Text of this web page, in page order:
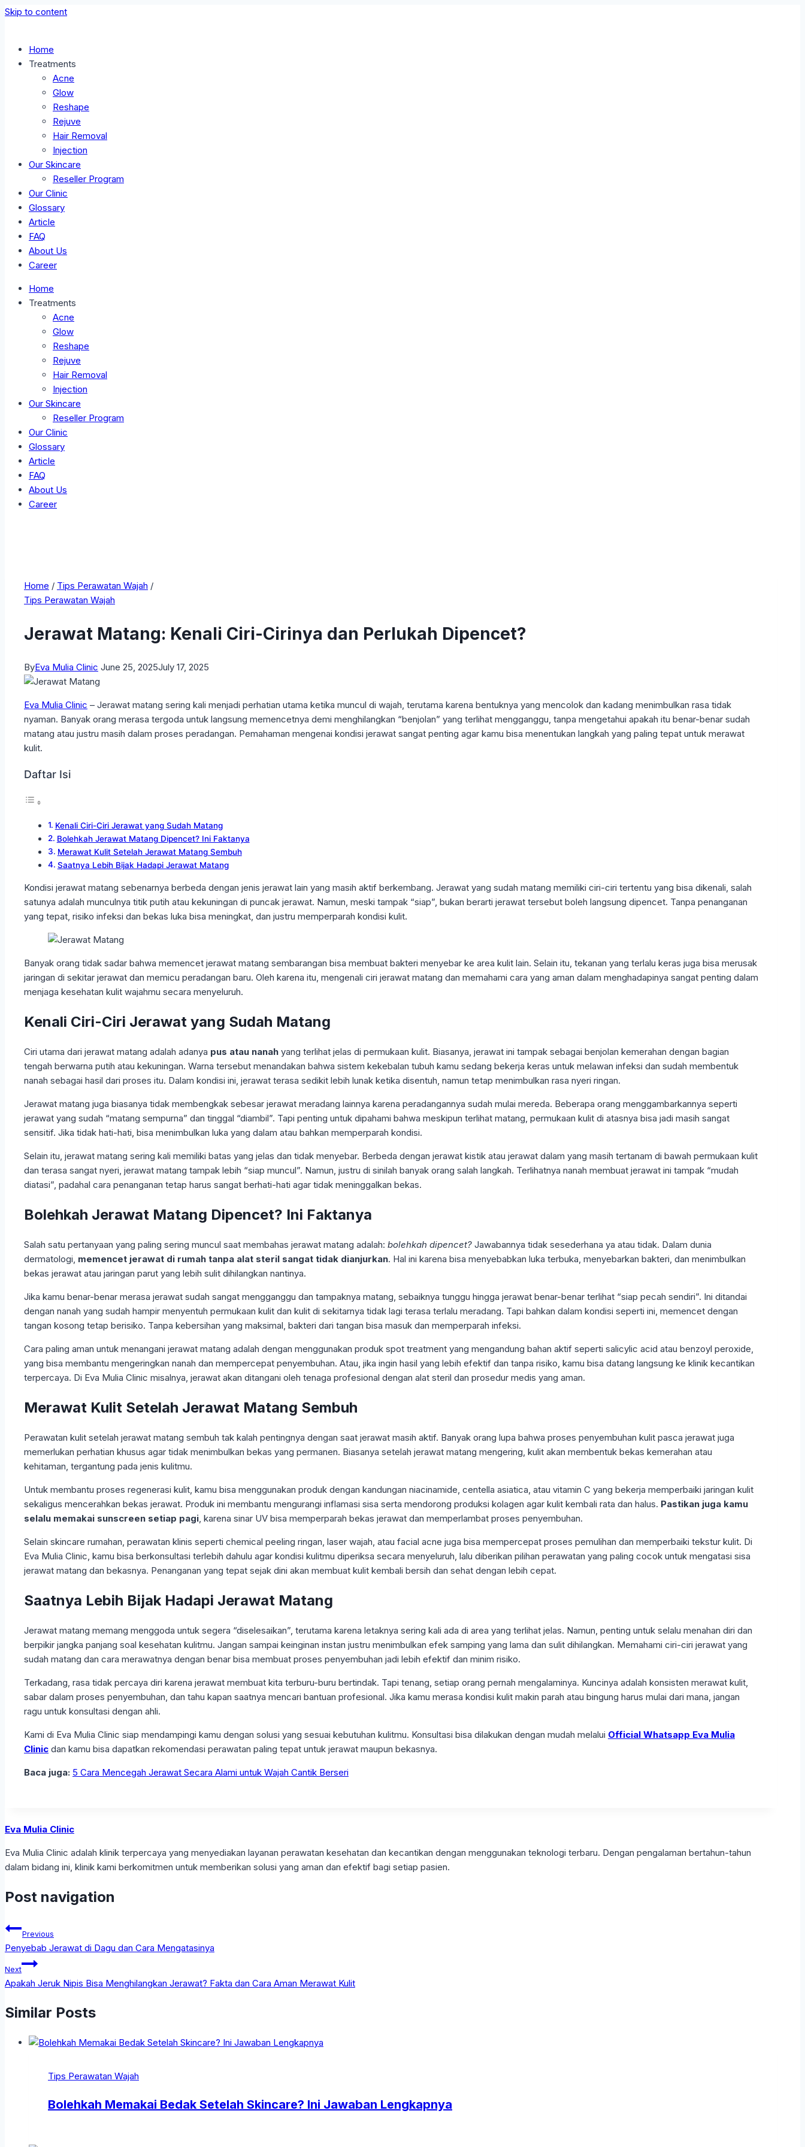
Skip to content
Home
Treatments
Acne
Glow
Reshape
Rejuve
Hair Removal
Injection
Our Skincare
Reseller Program
Our Clinic
Glossary
Article
FAQ
About Us
Career
Home
Treatments
Acne
Glow
Reshape
Rejuve
Hair Removal
Injection
Our Skincare
Reseller Program
Our Clinic
Glossary
Article
FAQ
About Us
Career
Home / Tips Perawatan Wajah /
Tips Perawatan Wajah
Jerawat Matang: Kenali Ciri-Cirinya dan Perlukah Dipencet?
ByEva Mulia Clinic June 25, 2025July 17, 2025
Eva Mulia Clinic – Jerawat matang sering kali menjadi perhatian utama ketika muncul di wajah, terutama karena bentuknya yang mencolok dan kadang menimbulkan rasa tidak
nyaman. Banyak orang merasa tergoda untuk langsung memencetnya demi menghilangkan “benjolan” yang terlihat mengganggu, tanpa mengetahui apakah itu benar-benar sudah
matang atau justru masih dalam proses peradangan. Pemahaman mengenai kondisi jerawat sangat penting agar kamu bisa menentukan langkah yang paling tepat untuk merawat
kulit.
Daftar Isi
Kenali Ciri-Ciri Jerawat yang Sudah Matang
Bolehkah Jerawat Matang Dipencet? Ini Faktanya
Merawat Kulit Setelah Jerawat Matang Sembuh
Saatnya Lebih Bijak Hadapi Jerawat Matang
Kondisi jerawat matang sebenarnya berbeda dengan jenis jerawat lain yang masih aktif berkembang. Jerawat yang sudah matang memiliki ciri-ciri tertentu yang bisa dikenali, salah
satunya adalah munculnya titik putih atau kekuningan di puncak jerawat. Namun, meski tampak “siap”, bukan berarti jerawat tersebut boleh langsung dipencet. Tanpa penanganan
yang tepat, risiko infeksi dan bekas luka bisa meningkat, dan justru memperparah kondisi kulit.
Banyak orang tidak sadar bahwa memencet jerawat matang sembarangan bisa membuat bakteri menyebar ke area kulit lain. Selain itu, tekanan yang terlalu keras juga bisa merusak
jaringan di sekitar jerawat dan memicu peradangan baru. Oleh karena itu, mengenali ciri jerawat matang dan memahami cara yang aman dalam menghadapinya sangat penting dalam
menjaga kesehatan kulit wajahmu secara menyeluruh.
Kenali Ciri-Ciri Jerawat yang Sudah Matang
Ciri utama dari jerawat matang adalah adanya pus atau nanah yang terlihat jelas di permukaan kulit. Biasanya, jerawat ini tampak sebagai benjolan kemerahan dengan bagian
tengah berwarna putih atau kekuningan. Warna tersebut menandakan bahwa sistem kekebalan tubuh kamu sedang bekerja keras untuk melawan infeksi dan sudah membentuk
nanah sebagai hasil dari proses itu. Dalam kondisi ini, jerawat terasa sedikit lebih lunak ketika disentuh, namun tetap menimbulkan rasa nyeri ringan.
Jerawat matang juga biasanya tidak membengkak sebesar jerawat meradang lainnya karena peradangannya sudah mulai mereda. Beberapa orang menggambarkannya seperti
jerawat yang sudah “matang sempurna” dan tinggal “diambil”. Tapi penting untuk dipahami bahwa meskipun terlihat matang, permukaan kulit di atasnya bisa jadi masih sangat
sensitif. Jika tidak hati-hati, bisa menimbulkan luka yang dalam atau bahkan memperparah kondisi.
Selain itu, jerawat matang sering kali memiliki batas yang jelas dan tidak menyebar. Berbeda dengan jerawat kistik atau jerawat dalam yang masih tertanam di bawah permukaan kulit
dan terasa sangat nyeri, jerawat matang tampak lebih “siap muncul”. Namun, justru di sinilah banyak orang salah langkah. Terlihatnya nanah membuat jerawat ini tampak “mudah
diatasi”, padahal cara penanganan tetap harus sangat berhati-hati agar tidak meninggalkan bekas.
Bolehkah Jerawat Matang Dipencet? Ini Faktanya
Salah satu pertanyaan yang paling sering muncul saat membahas jerawat matang adalah: bolehkah dipencet? Jawabannya tidak sesederhana ya atau tidak. Dalam dunia
dermatologi, memencet jerawat di rumah tanpa alat steril sangat tidak dianjurkan. Hal ini karena bisa menyebabkan luka terbuka, menyebarkan bakteri, dan menimbulkan
bekas jerawat atau jaringan parut yang lebih sulit dihilangkan nantinya.
Jika kamu benar-benar merasa jerawat sudah sangat mengganggu dan tampaknya matang, sebaiknya tunggu hingga jerawat benar-benar terlihat “siap pecah sendiri”. Ini ditandai
dengan nanah yang sudah hampir menyentuh permukaan kulit dan kulit di sekitarnya tidak lagi terasa terlalu meradang. Tapi bahkan dalam kondisi seperti ini, memencet dengan
tangan kosong tetap berisiko. Tanpa kebersihan yang maksimal, bakteri dari tangan bisa masuk dan memperparah infeksi.
Cara paling aman untuk menangani jerawat matang adalah dengan menggunakan produk spot treatment yang mengandung bahan aktif seperti salicylic acid atau benzoyl peroxide,
yang bisa membantu mengeringkan nanah dan mempercepat penyembuhan. Atau, jika ingin hasil yang lebih efektif dan tanpa risiko, kamu bisa datang langsung ke klinik kecantikan
terpercaya. Di Eva Mulia Clinic misalnya, jerawat akan ditangani oleh tenaga profesional dengan alat steril dan prosedur medis yang aman.
Merawat Kulit Setelah Jerawat Matang Sembuh
Perawatan kulit setelah jerawat matang sembuh tak kalah pentingnya dengan saat jerawat masih aktif. Banyak orang lupa bahwa proses penyembuhan kulit pasca jerawat juga
memerlukan perhatian khusus agar tidak menimbulkan bekas yang permanen. Biasanya setelah jerawat matang mengering, kulit akan membentuk bekas kemerahan atau
kehitaman, tergantung pada jenis kulitmu.
Untuk membantu proses regenerasi kulit, kamu bisa menggunakan produk dengan kandungan niacinamide, centella asiatica, atau vitamin C yang bekerja memperbaiki jaringan kulit
sekaligus mencerahkan bekas jerawat. Produk ini membantu mengurangi inflamasi sisa serta mendorong produksi kolagen agar kulit kembali rata dan halus. Pastikan juga kamu
selalu memakai sunscreen setiap pagi, karena sinar UV bisa memperparah bekas jerawat dan memperlambat proses penyembuhan.
Selain skincare rumahan, perawatan klinis seperti chemical peeling ringan, laser wajah, atau facial acne juga bisa mempercepat proses pemulihan dan memperbaiki tekstur kulit. Di
Eva Mulia Clinic, kamu bisa berkonsultasi terlebih dahulu agar kondisi kulitmu diperiksa secara menyeluruh, lalu diberikan pilihan perawatan yang paling cocok untuk mengatasi sisa
jerawat matang dan bekasnya. Penanganan yang tepat sejak dini akan membuat kulit kembali bersih dan sehat dengan lebih cepat.
Saatnya Lebih Bijak Hadapi Jerawat Matang
Jerawat matang memang menggoda untuk segera “diselesaikan”, terutama karena letaknya sering kali ada di area yang terlihat jelas. Namun, penting untuk selalu menahan diri dan
berpikir jangka panjang soal kesehatan kulitmu. Jangan sampai keinginan instan justru menimbulkan efek samping yang lama dan sulit dihilangkan. Memahami ciri-ciri jerawat yang
sudah matang dan cara merawatnya dengan benar bisa membuat proses penyembuhan jadi lebih efektif dan minim risiko.
Terkadang, rasa tidak percaya diri karena jerawat membuat kita terburu-buru bertindak. Tapi tenang, setiap orang pernah mengalaminya. Kuncinya adalah konsisten merawat kulit,
sabar dalam proses penyembuhan, dan tahu kapan saatnya mencari bantuan profesional. Jika kamu merasa kondisi kulit makin parah atau bingung harus mulai dari mana, jangan
ragu untuk konsultasi dengan ahli.
Kami di Eva Mulia Clinic siap mendampingi kamu dengan solusi yang sesuai kebutuhan kulitmu. Konsultasi bisa dilakukan dengan mudah melalui Official Whatsapp Eva Mulia
Clinic dan kamu bisa dapatkan rekomendasi perawatan paling tepat untuk jerawat maupun bekasnya.
Baca juga: 5 Cara Mencegah Jerawat Secara Alami untuk Wajah Cantik Berseri
Eva Mulia Clinic
Eva Mulia Clinic adalah klinik terpercaya yang menyediakan layanan perawatan kesehatan dan kecantikan dengan menggunakan teknologi terbaru. Dengan pengalaman bertahun-tahun
dalam bidang ini, klinik kami berkomitmen untuk memberikan solusi yang aman dan efektif bagi setiap pasien.
Post navigation
Previous
Penyebab Jerawat di Dagu dan Cara Mengatasinya
Next
Apakah Jeruk Nipis Bisa Menghilangkan Jerawat? Fakta dan Cara Aman Merawat Kulit
Similar Posts
Tips Perawatan Wajah
Bolehkah Memakai Bedak Setelah Skincare? Ini Jawaban Lengkapnya